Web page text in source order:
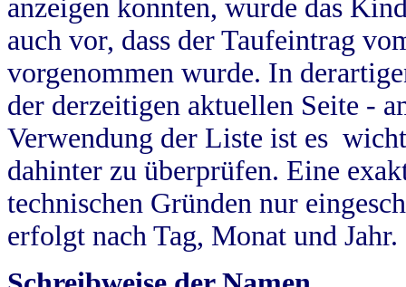
anzeigen konnten, wurde das
auch vor, dass der Taufeintrag
vorgenommen wurde. In
der derzeitigen aktuellen Seite -
Verwendung der Liste ist es
dahinter zu überprüfen. Eine
technischen Gründen nur
erfolgt nach Tag, Monat und Jahr.